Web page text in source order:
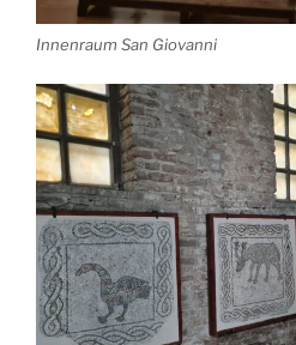
Innenraum San Giovanni